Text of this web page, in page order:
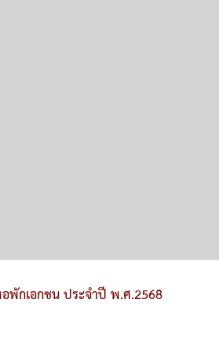
พักเอกชน ประจำปี พ.ศ.2568